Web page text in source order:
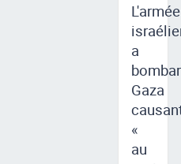
L'armée
a
Gaza
«
au